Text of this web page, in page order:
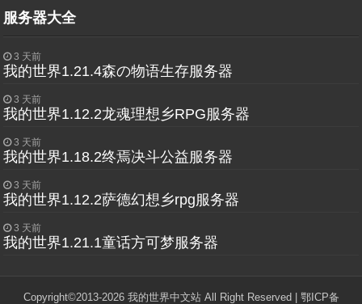
服务器大全
3 天前
我的世界1.21.4森の物语生存服务器
3 天前
我的世界1.12.2龙魂理想乡RPG服务器
3 天前
我的世界1.18.2终焉决斗公益服务器
3 天前
我的世界1.12.2萨德幻想乡rpg服务器
3 天前
我的世界1.21.1童话方可梦服务器
Copyright©2013-2026 我的世界中文站 All Right Reserved | 鄂ICP备